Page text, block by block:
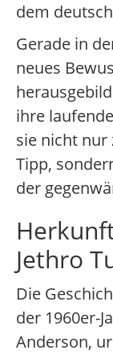
dem
Gerade in
neues
ihre
sie nicht nur
Tipp,
der
Jethro
Die
der 1960er-
Anderson,